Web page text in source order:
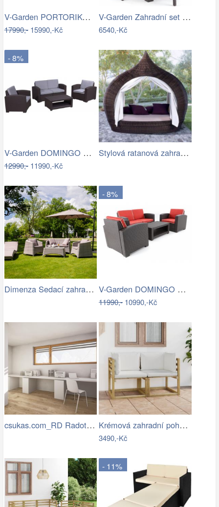
V-Garden PORTORIKO GREY DeLuxe
17990,-15990,-Kč
V-Garden Zahradní set URANO 6
6540,-Kč
- 8%
V-Garden DOMINGO GREY DeLuxe
12990,-11990,-Kč
Stylová ratanová zahradní postel se…
Dimenza Sedací zahradní souprava…
- 8%
V-Garden DOMINGO RED DeLuxe
11990,-10990,-Kč
csukas.com_RD Radotin_020.jpg Krémová zahradní pohovka MAJKEN
3490,-Kč
- 11%